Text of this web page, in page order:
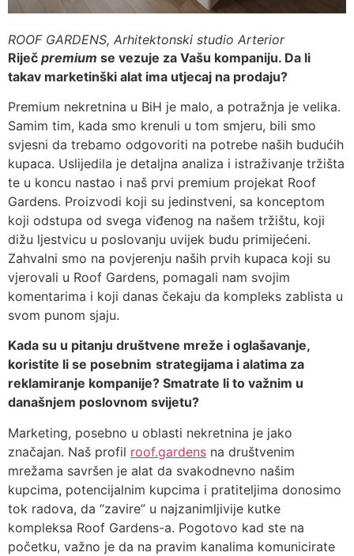
ROOF GARDENS, Arhitektonski studio Arterior
Riječ premium se vezuje za Vašu kompaniju. Da li
takav marketinški alat ima utjecaj na prodaju?
Premium nekretnina u BiH je malo, a potražnja je velika.
Samim tim, kada smo krenuli u tom smjeru, bili smo
svjesni da trebamo odgovoriti na potrebe naših budućih
kupaca. Uslijedila je detaljna analiza i istraživanje tržišta
te u koncu nastao i naš prvi premium projekat Roof
Gardens. Proizvodi koji su jedinstveni, sa konceptom
koji odstupa od svega viđenog na našem tržištu, koji
dižu ljestvicu u poslovanju uvijek budu primijećeni.
Zahvalni smo na povjerenju naših prvih kupaca koji su
vjerovali u Roof Gardens, pomagali nam svojim
komentarima i koji danas čekaju da kompleks zablista u
svom punom sjaju.
Kada su u pitanju društvene mreže i oglašavanje,
koristite li se posebnim strategijama i alatima za
reklamiranje kompanije? Smatrate li to važnim u
današnjem poslovnom svijetu?
Marketing, posebno u oblasti nekretnina je jako
značajan. Naš profil roof.gardens na društvenim
mrežama savršen je alat da svakodnevno našim
kupcima, potencijalnim kupcima i pratiteljima donosimo
tok radova, da “zavire” u najzanimljivije kutke
kompleksa Roof Gardens-a. Pogotovo kad ste na
početku, važno je da na pravim kanalima komunicirate